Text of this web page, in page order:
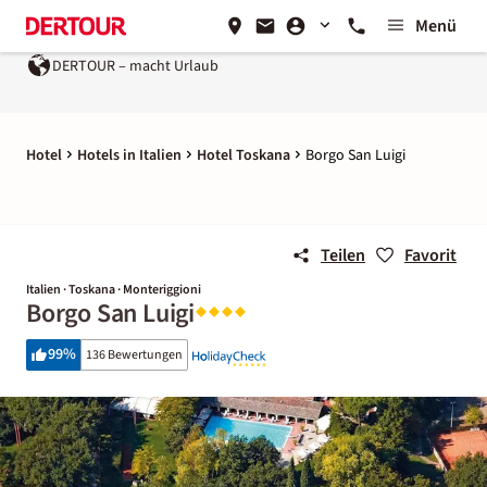
Menü
DERTOUR – macht Urlaub
Hotel Hotels in Italien Hotel Toskana Borgo San Luigi
Teilen Favorit
Italien · Toskana · Monteriggioni
Borgo San Luigi
99% 136 Bewertungen